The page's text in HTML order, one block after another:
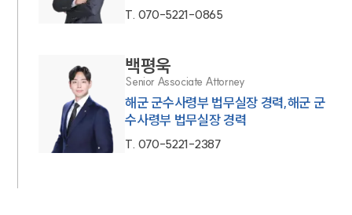
T. 070-5221-0865
백평욱
Senior Associate Attorney
해군 군수사령부 법무실장 경력,해군 군
수사령부 법무실장 경력
T. 070-5221-2387